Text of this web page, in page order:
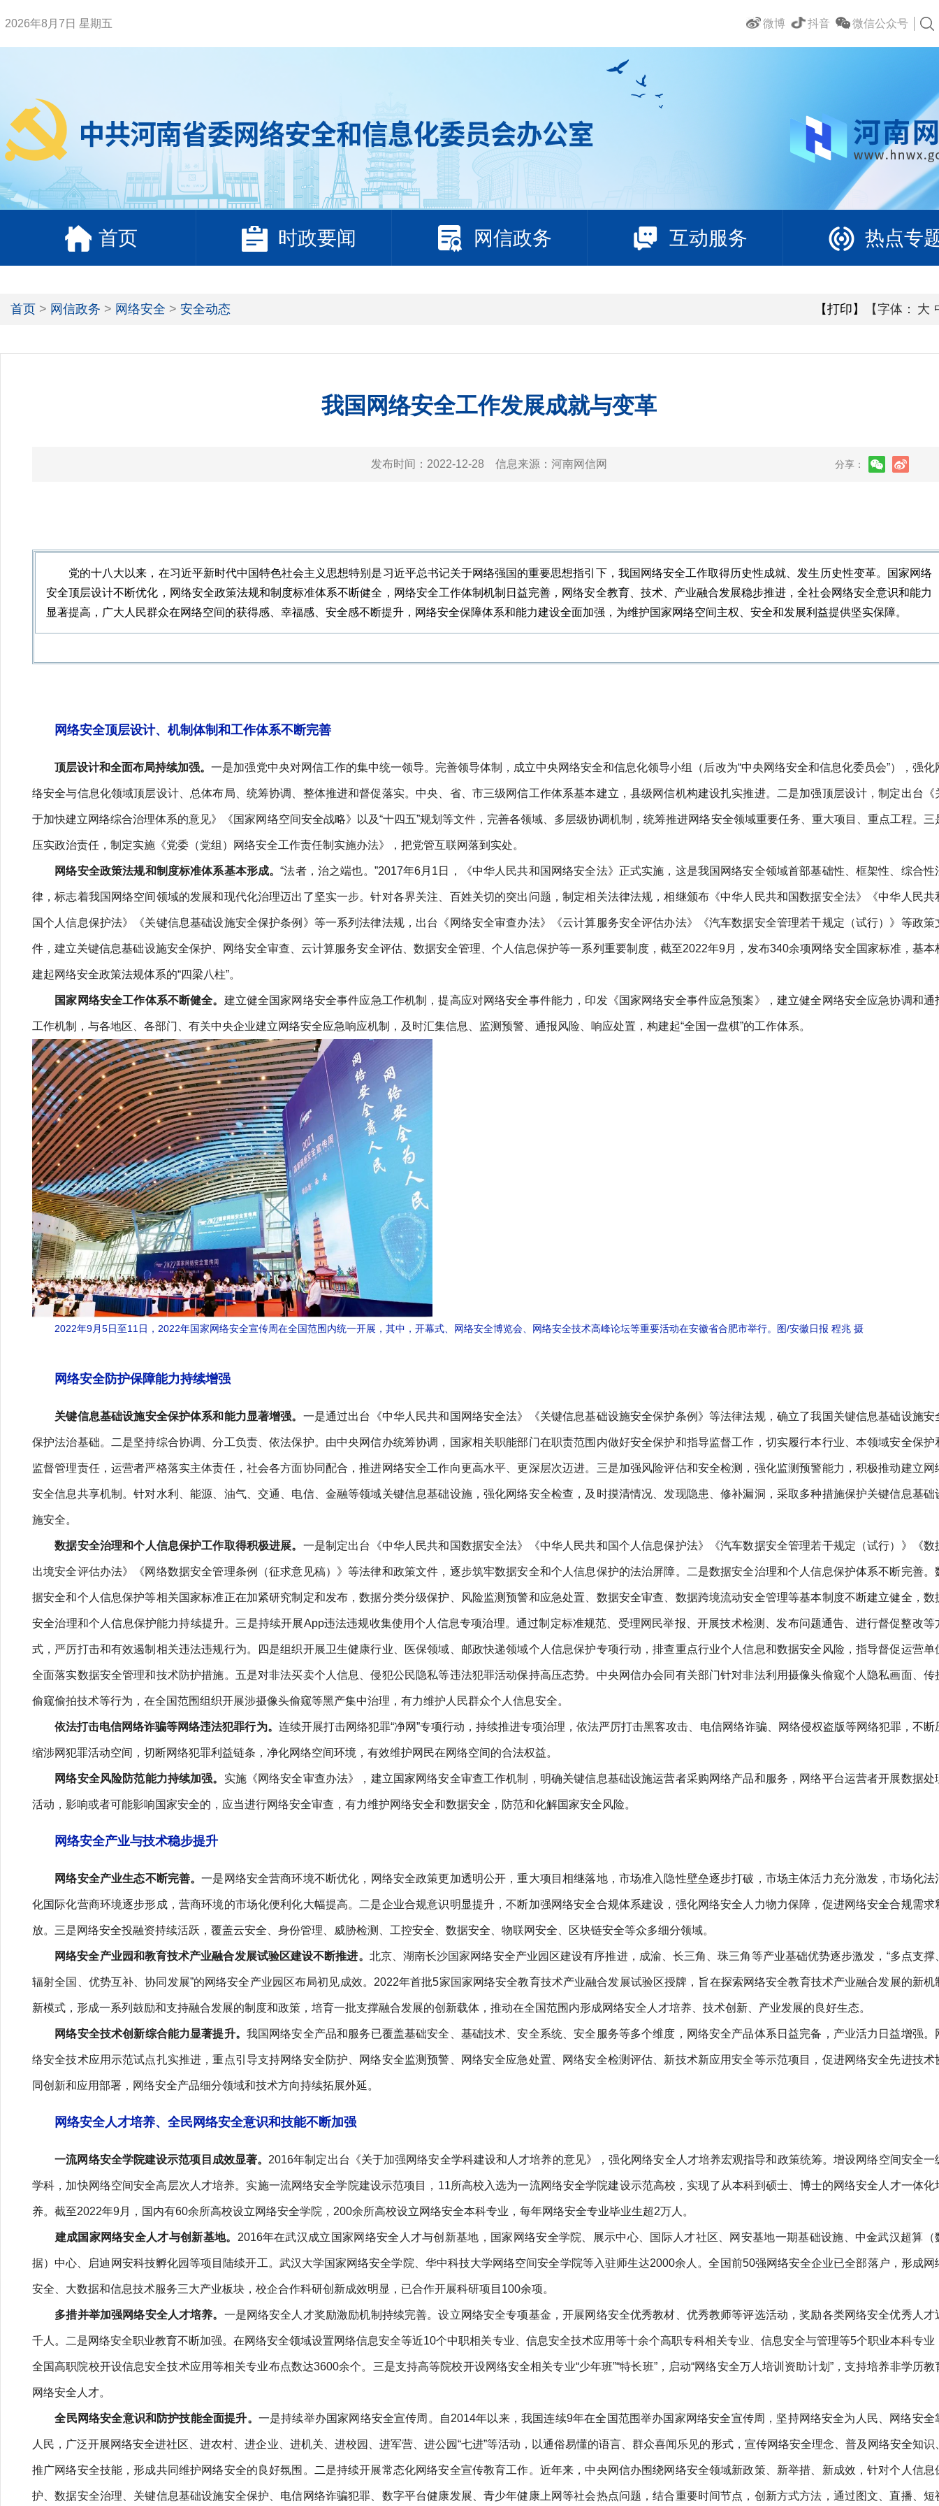
2026年8月7日 星期五 微信公众号
抖音
微博
首页 时政要闻 网信政务 互动服务 热点专
首页 > 网信政务 > 网络安全 > 安全动态 【打印】 【字体： 大
我国网络安全工作发展成就与变革
发布时间： 2022-12-28 信息来源： 河南网信网 分享：
党的十八大以来，在习近平新时代中国特色社会主义思想特别是习近平总书记关于网络强国的重要思想指引下，我国网络安全工作取得历史性成就、发生历史性变革。国家网络
安全顶层设计不断优化，网络安全政策法规和制度标准体系不断健全，网络安全工作体制机制日益完善，网络安全教育、技术、产业融合发展稳步推进，全社会网络安全意识和能力
显著提高，广大人民群众在网络空间的获得感、幸福感、安全感不断提升，网络安全保障体系和能力建设全面加强，为维护国家网络空间主权、安全和发展利益提供坚实保障。
网络安全顶层设计、机制体制和工作体系不断完善
顶层设计和全面布局持续加强。一是加强党中央对网信工作的集中统一领导。完善领导体制，成立中央网络安全和信息化领导小组（后改为“中央网络安全和信息化委员会”），强化
络安全与信息化领域顶层设计、总体布局、统筹协调、整体推进和督促落实。中央、省、市三级网信工作体系基本建立，县级网信机构建设扎实推进。二是加强顶层设计，制定出台《
于加快建立网络综合治理体系的意见》《国家网络空间安全战略》以及“十四五”规划等文件，完善各领域、多层级协调机制，统筹推进网络安全领域重要任务、重大项目、重点工程。三
压实政治责任，制定实施《党委（党组）网络安全工作责任制实施办法》，把党管互联网落到实处。
网络安全政策法规和制度标准体系基本形成。“法者，治之端也。”2017年6月1日，《中华人民共和国网络安全法》正式实施，这是我国网络安全领域首部基础性、框架性、综合性
律，标志着我国网络空间领域的发展和现代化治理迈出了坚实一步。针对各界关注、百姓关切的突出问题，制定相关法律法规，相继颁布《中华人民共和国数据安全法》《中华人民共
国个人信息保护法》《关键信息基础设施安全保护条例》等一系列法律法规，出台《网络安全审查办法》《云计算服务安全评估办法》《汽车数据安全管理若干规定（试行）》等政策
件，建立关键信息基础设施安全保护、网络安全审查、云计算服务安全评估、数据安全管理、个人信息保护等一系列重要制度，截至2022年9月，发布340余项网络安全国家标准，基本
建起网络安全政策法规体系的“四梁八柱”。
国家网络安全工作体系不断健全。 建立健全国家网络安全事件应急工作机制，提高应对网络安全事件能力，印发《国家网络安全事件应急预案》，建立健全网络安全应急协调和通
工作机制，与各地区、各部门、有关中央企业建立网络安全应急响应机制，及时汇集信息、监测预警、通报风险、响应处置，构建起“全国一盘棋”的工作体系。
2022年9月5日至11日，2022年国家网络安全宣传周在全国范围内统一开展，其中，开幕式、网络安全博览会、网络安全技术高峰论坛等重要活动在安徽省合肥市举行。图/安徽日报 程兆 摄
网络安全防护保障能力持续增强
关键信息基础设施安全保护体系和能力显著增强。 一是通过出台《中华人民共和国网络安全法》《关键信息基础设施安全保护条例》等法律法规，确立了我国关键信息基础设施安
保护法治基础。二是坚持综合协调、分工负责、依法保护。由中央网信办统筹协调，国家相关职能部门在职责范围内做好安全保护和指导监督工作，切实履行本行业、本领域安全保护
监督管理责任，运营者严格落实主体责任，社会各方面协同配合，推进网络安全工作向更高水平、更深层次迈进。三是加强风险评估和安全检测，强化监测预警能力，积极推动建立网
安全信息共享机制。针对水利、能源、油气、交通、电信、金融等领域关键信息基础设施，强化网络安全检查，及时摸清情况、发现隐患、修补漏洞，采取多种措施保护关键信息基础
施安全。
数据安全治理和个人信息保护工作取得积极进展。 一是制定出台《中华人民共和国数据安全法》《中华人民共和国个人信息保护法》《汽车数据安全管理若干规定（试行）》《数
出境安全评估办法》《网络数据安全管理条例（征求意见稿）》等法律和政策文件，逐步筑牢数据安全和个人信息保护的法治屏障。二是数据安全治理和个人信息保护体系不断完善。
据安全和个人信息保护等相关国家标准正在加紧研究制定和发布，数据分类分级保护、风险监测预警和应急处置、数据安全审查、数据跨境流动安全管理等基本制度不断建立健全，数
安全治理和个人信息保护能力持续提升。三是持续开展App违法违规收集使用个人信息专项治理。通过制定标准规范、受理网民举报、开展技术检测、发布问题通告、进行督促整改等
式，严厉打击和有效遏制相关违法违规行为。四是组织开展卫生健康行业、医保领域、邮政快递领域个人信息保护专项行动，排查重点行业个人信息和数据安全风险，指导督促运营单
全面落实数据安全管理和技术防护措施。五是对非法买卖个人信息、侵犯公民隐私等违法犯罪活动保持高压态势。中央网信办会同有关部门针对非法利用摄像头偷窥个人隐私画面、传
偷窥偷拍技术等行为，在全国范围组织开展涉摄像头偷窥等黑产集中治理，有力维护人民群众个人信息安全。
依法打击电信网络诈骗等网络违法犯罪行为。 连续开展打击网络犯罪“净网”专项行动，持续推进专项治理，依法严厉打击黑客攻击、电信网络诈骗、网络侵权盗版等网络犯罪，不断
缩涉网犯罪活动空间，切断网络犯罪利益链条，净化网络空间环境，有效维护网民在网络空间的合法权益。
网络安全风险防范能力持续加强。 实施《网络安全审查办法》，建立国家网络安全审查工作机制，明确关键信息基础设施运营者采购网络产品和服务，网络平台运营者开展数据处
活动，影响或者可能影响国家安全的，应当进行网络安全审查，有力维护网络安全和数据安全，防范和化解国家安全风险。
网络安全产业与技术稳步提升
网络安全产业生态不断完善。一是网络安全营商环境不断优化，网络安全政策更加透明公开，重大项目相继落地，市场准入隐性壁垒逐步打破，市场主体活力充分激发，市场化法
化国际化营商环境逐步形成，营商环境的市场化便利化大幅提高。二是企业合规意识明显提升，不断加强网络安全合规体系建设，强化网络安全人力物力保障，促进网络安全合规需求
放。三是网络安全投融资持续活跃，覆盖云安全、身份管理、威胁检测、工控安全、数据安全、物联网安全、区块链安全等众多细分领域。
网络安全产业园和教育技术产业融合发展试验区建设不断推进。 北京、湖南长沙国家网络安全产业园区建设有序推进，成渝、长三角、珠三角等产业基础优势逐步激发，“多点支撑
辐射全国、优势互补、协同发展”的网络安全产业园区布局初见成效。2022年首批5家国家网络安全教育技术产业融合发展试验区授牌，旨在探索网络安全教育技术产业融合发展的新机
新模式，形成一系列鼓励和支持融合发展的制度和政策，培育一批支撑融合发展的创新载体，推动在全国范围内形成网络安全人才培养、技术创新、产业发展的良好生态。
网络安全技术创新综合能力显著提升。 我国网络安全产品和服务已覆盖基础安全、基础技术、安全系统、安全服务等多个维度，网络安全产品体系日益完备，产业活力日益增强。
络安全技术应用示范试点扎实推进，重点引导支持网络安全防护、网络安全监测预警、网络安全应急处置、网络安全检测评估、新技术新应用安全等示范项目，促进网络安全先进技术
同创新和应用部署，网络安全产品细分领域和技术方向持续拓展外延。
网络安全人才培养、全民网络安全意识和技能不断加强
一流网络安全学院建设示范项目成效显著。 2016年制定出台《关于加强网络安全学科建设和人才培养的意见》，强化网络安全人才培养宏观指导和政策统筹。增设网络空间安全一
学科，加快网络空间安全高层次人才培养。实施一流网络安全学院建设示范项目，11所高校入选为一流网络安全学院建设示范高校，实现了从本科到硕士、博士的网络安全人才一体化
养。截至2022年9月，国内有60余所高校设立网络安全学院，200余所高校设立网络安全本科专业，每年网络安全专业毕业生超2万人。
建成国家网络安全人才与创新基地。 2016年在武汉成立国家网络安全人才与创新基地，国家网络安全学院、展示中心、国际人才社区、网安基地一期基础设施、中金武汉超算（
据）中心、启迪网安科技孵化园等项目陆续开工。武汉大学国家网络安全学院、华中科技大学网络空间安全学院等入驻师生达2000余人。全国前50强网络安全企业已全部落户，形成网
安全、大数据和信息技术服务三大产业板块，校企合作科研创新成效明显，已合作开展科研项目100余项。
多措并举加强网络安全人才培养。 一是网络安全人才奖励激励机制持续完善。设立网络安全专项基金，开展网络安全优秀教材、优秀教师等评选活动，奖励各类网络安全优秀人才
千人。二是网络安全职业教育不断加强。在网络安全领域设置网络信息安全等近10个中职相关专业、信息安全技术应用等十余个高职专科相关专业、信息安全与管理等5个职业本科专业
全国高职院校开设信息安全技术应用等相关专业布点数达3600余个。三是支持高等院校开设网络安全相关专业“少年班”“特长班”，启动“网络安全万人培训资助计划”，支持培养非学历教
网络安全人才。
全民网络安全意识和防护技能全面提升。 一是持续举办国家网络安全宣传周。自2014年以来，我国连续9年在全国范围举办国家网络安全宣传周，坚持网络安全为人民、网络安全
人民，广泛开展网络安全进社区、进农村、进企业、进机关、进校园、进军营、进公园“七进”等活动，以通俗易懂的语言、群众喜闻乐见的形式，宣传网络安全理念、普及网络安全知识
推广网络安全技能，形成共同维护网络安全的良好氛围。二是持续开展常态化网络安全宣传教育工作。近年来，中央网信办围绕网络安全领域新政策、新举措、新成效，针对个人信息
护、数据安全治理、关键信息基础设施安全保护、电信网络诈骗犯罪、数字平台健康发展、青少年健康上网等社会热点问题，结合重要时间节点，创新方式方法，通过图文、直播、短